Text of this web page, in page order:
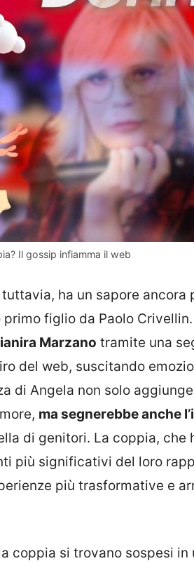
Il gossip infiamma il web
ha un sapore ancora
primo figlio da Paolo
Marzano tramite una
del web, suscitando
di Angela non solo
ma segnerebbe anche
di genitori. La coppia, che
più significativi del loro
più trasformative e
coppia si trovano sospesi in